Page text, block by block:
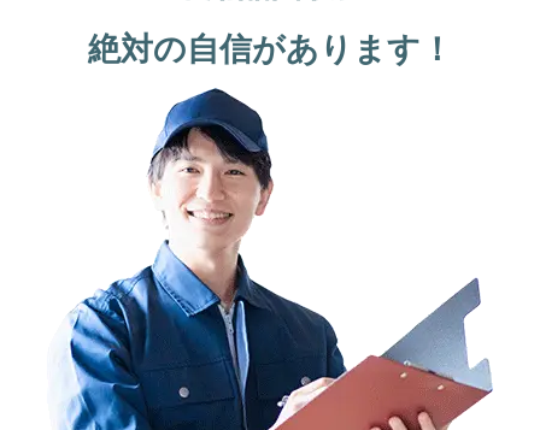
絶対の自信があります！